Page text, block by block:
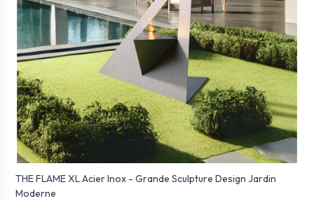
THE FLAME XL Acier Inox - Grande Sculpture Design Jardin
Moderne